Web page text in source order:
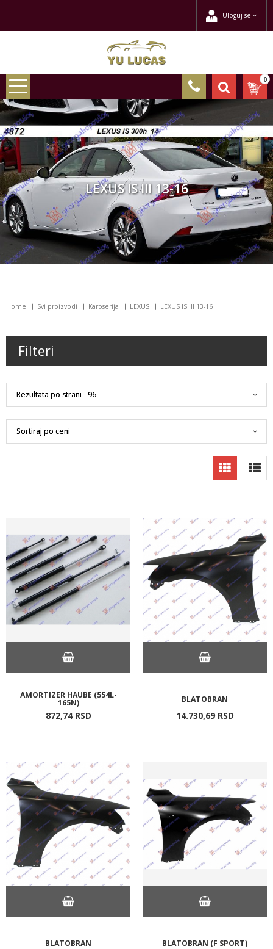
Uloguj se
0
LEXUS IS III 13-16
Home Svi proizvodi Karoserija LEXUS LEXUS IS III 13-16
Filteri
AMORTIZER HAUBE (554L-
165N)
872,74 RSD
BLATOBRAN
14.730,69 RSD
BLATOBRAN BLATOBRAN (F SPORT)